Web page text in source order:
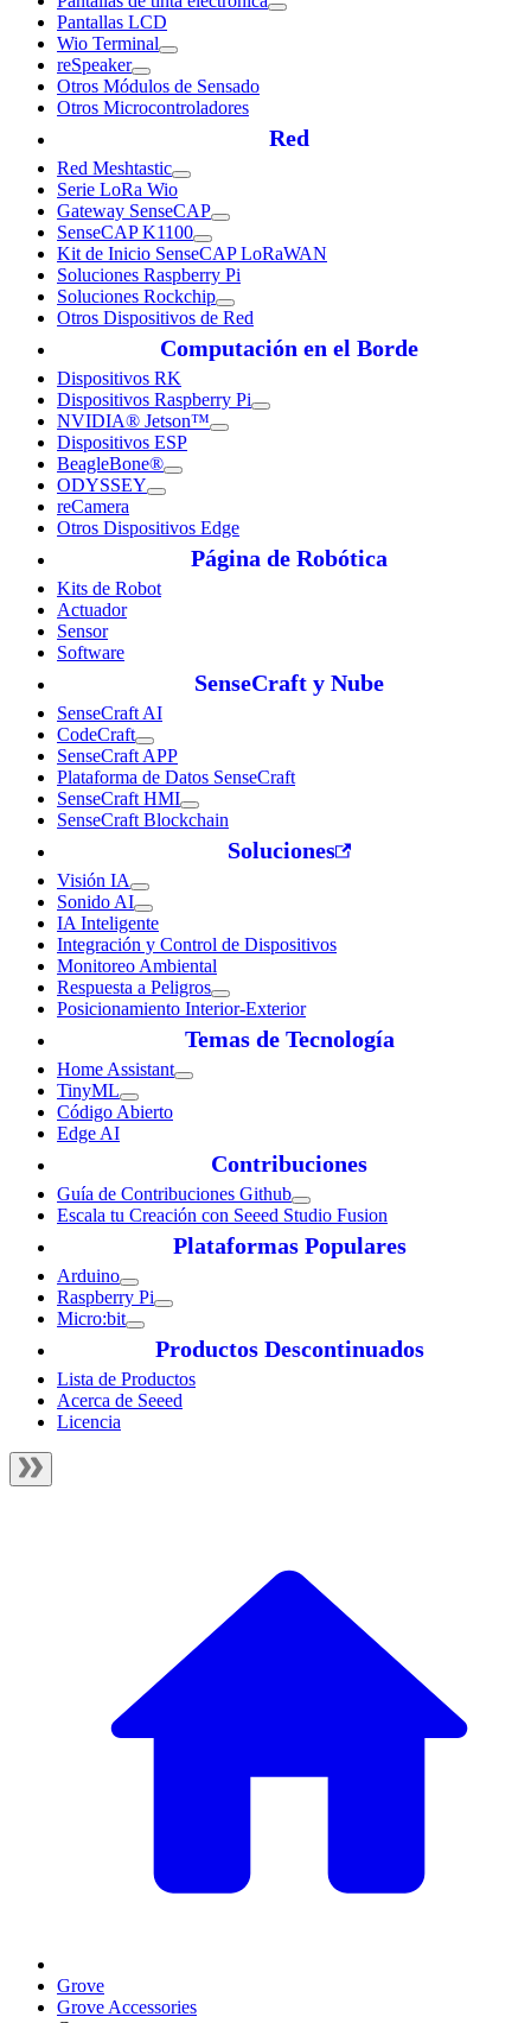
Pantallas LCD
Wio Terminal
reSpeaker
Otros Módulos de Sensado
Otros Microcontroladores
Red
Red Meshtastic
Serie LoRa Wio
Gateway SenseCAP
SenseCAP K1100
Kit de Inicio SenseCAP LoRaWAN
Soluciones Raspberry Pi
Soluciones Rockchip
Otros Dispositivos de Red
Computación en el Borde
Dispositivos RK
Dispositivos Raspberry Pi
NVIDIA® Jetson™
Dispositivos ESP
BeagleBone®
ODYSSEY
reCamera
Otros Dispositivos Edge
Página de Robótica
Kits de Robot
Actuador
Sensor
Software
SenseCraft y Nube
SenseCraft AI
CodeCraft
SenseCraft APP
Plataforma de Datos SenseCraft
SenseCraft HMI
SenseCraft Blockchain
Soluciones
Visión IA
Sonido AI
IA Inteligente
Integración y Control de Dispositivos
Monitoreo Ambiental
Respuesta a Peligros
Posicionamiento Interior-Exterior
Temas de Tecnología
Home Assistant
TinyML
Código Abierto
Edge AI
Contribuciones
Guía de Contribuciones Github
Escala tu Creación con Seeed Studio Fusion
Plataformas Populares
Arduino
Raspberry Pi
Micro:bit
Productos Descontinuados
Lista de Productos
Acerca de Seeed
Licencia
Grove
Grove Accessories